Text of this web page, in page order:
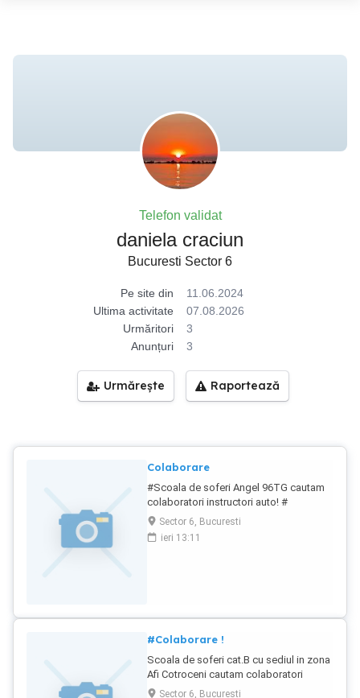
Telefon validat
daniela craciun
Bucuresti Sector 6
Pe site din
11.06.2024
Ultima activitate
07.08.2026
Urmăritori
3
Anunțuri
3
Urmărește Raportează
Colaborare
#Scoala de soferi Angel 96TG cautam
colaboratori instructori auto! #
Sector 6, Bucuresti
ieri 13:11
#Colaborare !
Scoala de soferi cat.B cu sediul in zona
Afi Cotroceni cautam colaboratori
instructori auto . Dorim seriozitate si
Sector 6, Bucuresti